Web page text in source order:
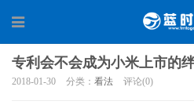
专利会不会成为小米上市的
2018-01-30 分类： 看法 评论(0)